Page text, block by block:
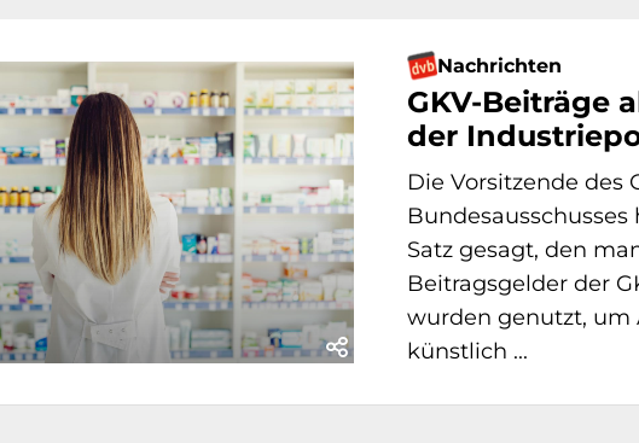
Nachrichten
GKV-Beiträge
der
Die Vorsitzende des
Satz gesagt, den
Beitragsgelder der
wurden genutzt, um
künstlich ...